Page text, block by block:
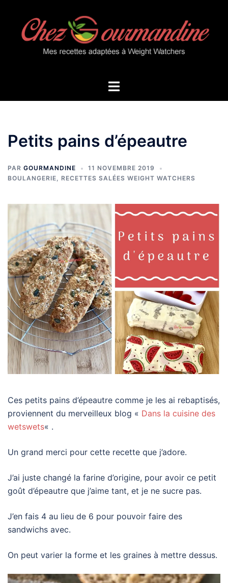
contenu
Ouvrir/fermer
Petits pains d’épeautre
PAR GOURMANDINE
11 NOVEMBRE 2019
BOULANGERIE, RECETTES SALÉES WEIGHT WATCHERS
Ces petits pains d’épeautre comme je les ai rebaptisés,
proviennent du merveilleux blog « Dans la cuisine des
wetswets« .
Un grand merci pour cette recette que j’adore.
J’ai juste changé la farine d’origine, pour avoir ce petit
goût d’épeautre que j’aime tant, et je ne sucre pas.
J’en fais 4 au lieu de 6 pour pouvoir faire des
sandwichs avec.
On peut varier la forme et les graines à mettre dessus.